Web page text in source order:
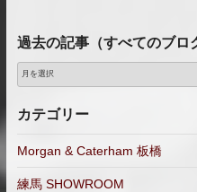
過去の記事（すべてのブロ
過
去
の
事
べ
カテゴリー
Morgan & Caterham 板橋
練馬 SHOWROOM